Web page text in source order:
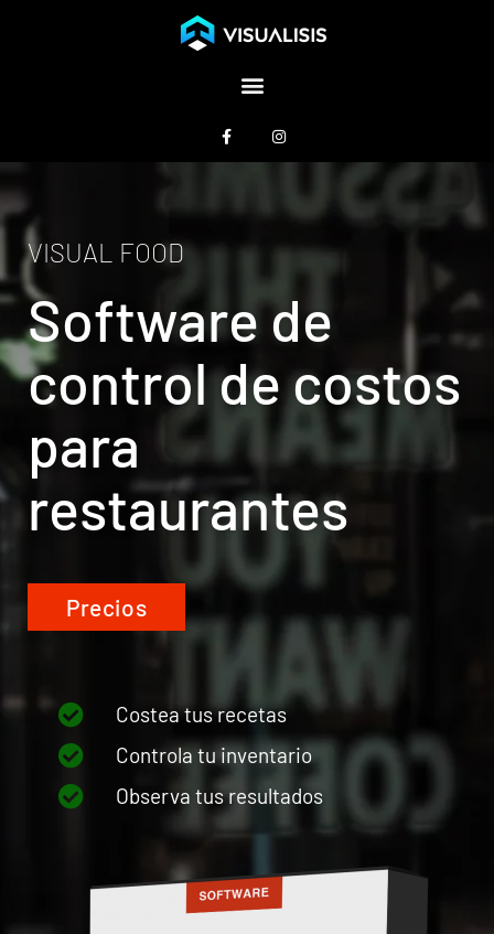
VISUAL FOOD
Software de
control de costos
para
restaurantes
Precios
Costea tus recetas
Controla tu inventario
Observa tus resultados